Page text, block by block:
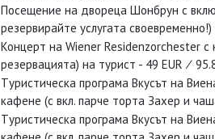
Посещение на двореца Шонбрун с
резервирайте услугата
Концерт на Wiener Residenzorchester с
резервацията) на турист - 49 EUR ∕
Tуристическа програма Вкусът на
кафене (с вкл. парче торта Захер и
Tуристическа програма Вкусът на